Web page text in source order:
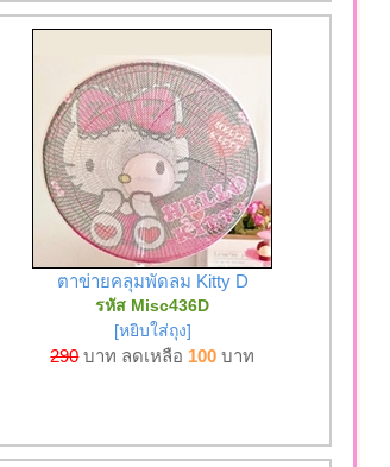
ตาข่ายคลุมพัดลม Kitty D
รหัส Misc436D
[หยิบใส่ถุง]
290บาท ลดเหลือ 100 บาท